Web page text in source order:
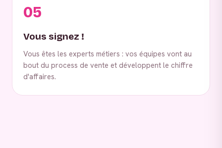
05
Vous signez !
Vous êtes les experts métiers : vos équipes vont au
bout du process de vente et développent le chiffre
d'affaires.